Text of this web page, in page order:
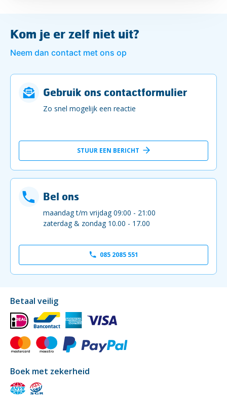
Kom je er zelf niet uit?
Neem dan contact met ons op
Gebruik ons contactformulier
Zo snel mogelijk een reactie
STUUR EEN BERICHT
Bel ons
maandag t/m vrijdag 09:00 - 21:00
zaterdag & zondag 10.00 - 17.00
085 2085 551
Betaal veilig
Boek met zekerheid